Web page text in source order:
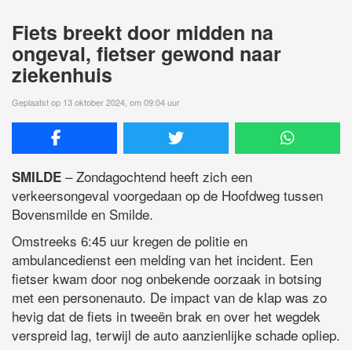
Fiets breekt door midden na
ongeval, fietser gewond naar
ziekenhuis
Geplaatst op 13 oktober 2024, om 09:04 uur
SMILDE – Zondagochtend heeft zich een
verkeersongeval voorgedaan op de Hoofdweg tussen
Bovensmilde en Smilde.
Omstreeks 6:45 uur kregen de politie en
ambulancedienst een melding van het incident. Een
fietser kwam door nog onbekende oorzaak in botsing
met een personenauto. De impact van de klap was zo
hevig dat de fiets in tweeën brak en over het wegdek
verspreid lag, terwijl de auto aanzienlijke schade opliep.